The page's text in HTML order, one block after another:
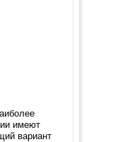
имеют
вариант